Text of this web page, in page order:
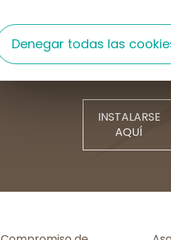
INSTALARSE
AQUÍ
Denegar todas las